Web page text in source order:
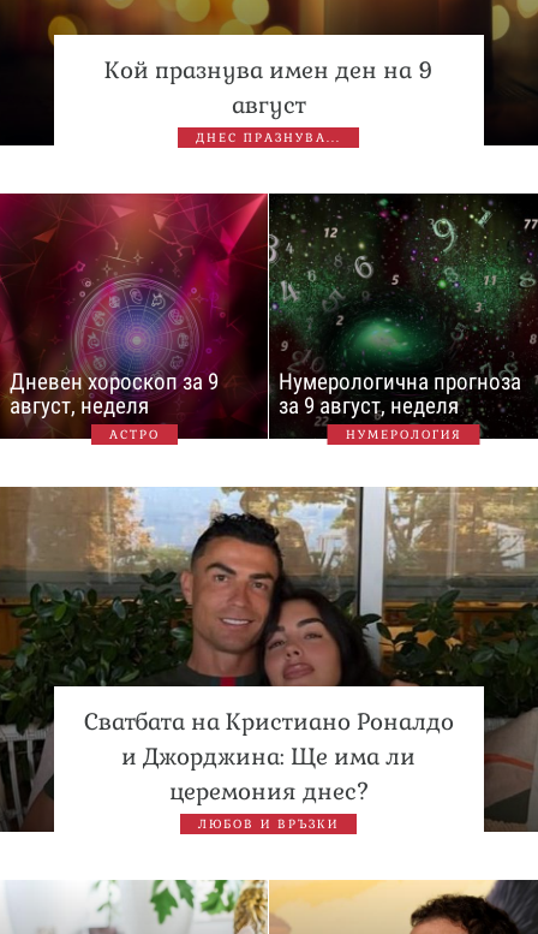
Кой празнува имен ден на 9
август
ДНЕС ПРАЗНУВА...
Дневен хороскоп за 9
август, неделя
АСТРО
Нумерологична прогноза
за 9 август, неделя
НУМЕРОЛОГИЯ
Сватбата на Кристиано Роналдо
и Джорджина: Ще има ли
церемония днес?
ЛЮБОВ И ВРЪЗКИ